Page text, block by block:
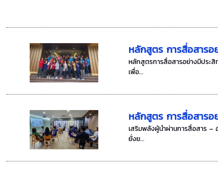
หลักสูตร การสื่อสารอ
หลักสูตรการสื่อสารอย่างมีประ
เพื่อ...
หลักสูตร การสื่อสาร
เสริมพลังผู้นำผ่านการสื่อสาร –
ยั่งย...